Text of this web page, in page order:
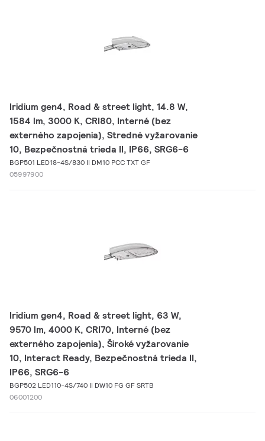
Iridium gen4, Road & street light, 14.8 W,
1584 lm, 3000 K, CRI80, Interné (bez
externého zapojenia), Stredné vyžarovanie
10, Bezpečnostná trieda II, IP66, SRG6-6
BGP501 LED18-4S/830 II DM10 PCC TXT GF
05997900
Iridium gen4, Road & street light, 63 W,
9570 lm, 4000 K, CRI70, Interné (bez
externého zapojenia), Široké vyžarovanie
10, Interact Ready, Bezpečnostná trieda II,
IP66, SRG6-6
BGP502 LED110-4S/740 II DW10 FG GF SRTB
06001200